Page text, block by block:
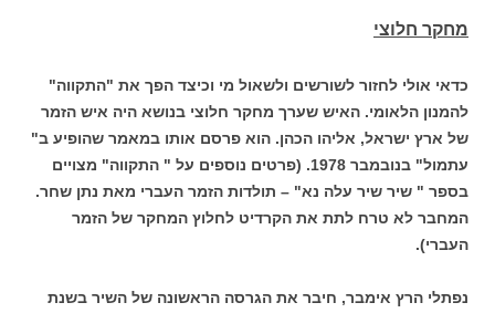
מחקר חלוצי
כדאי אולי לחזור לשורשים ולשאול מי וכיצד הפך את "התקווה"
להמנון הלאומי. האיש שערך מחקר חלוצי בנושא היה איש הזמר
של ארץ ישראל, אליהו הכהן. הוא פרסם אותו במאמר שהופיע ב"
עתמול" בנובמבר 1978. (פרטים נוספים על " התקווה" מצויים
בספר " שיר שיר עלה נא" – תולדות הזמר העברי מאת נתן שחר.
המחבר לא טרח לתת את הקרדיט לחלוץ המחקר של הזמר
העברי).
נפתלי הרץ אימבר, חיבר את הגרסה הראשונה של השיר בשנת